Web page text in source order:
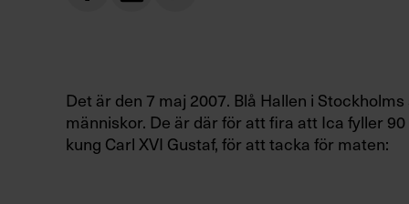
Det är den 7 maj 2007. Blå Hallen i
människor. De är där för att fira att Ica fyller
kung Carl XVI Gustaf, för att tacka för maten: